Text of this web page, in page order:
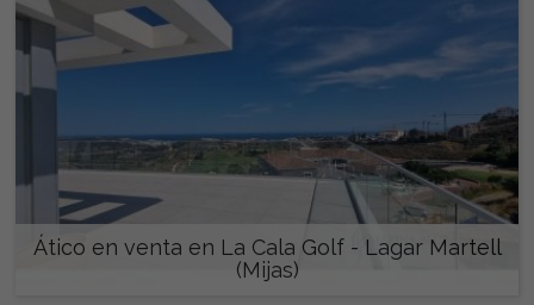
Ático en venta en La Cala Golf - Lagar Martell
(Mijas)